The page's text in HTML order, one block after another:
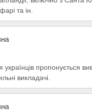
та ін.
пропонується
викладачі.